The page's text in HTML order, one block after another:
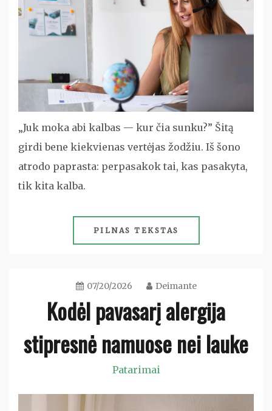
„Juk moka abi kalbas — kur čia sunku?” Šitą
girdi bene kiekvienas vertėjas žodžiu. Iš šono
atrodo paprasta: perpasakok tai, kas pasakyta,
tik kita kalba.
PILNAS TEKSTAS
07/20/2026 Deimante
Kodėl pavasarį alergija
stipresnė namuose nei lauke
Patarimai